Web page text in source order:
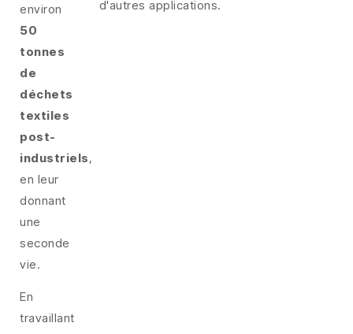
environ
50
tonnes
de
déchets
textiles
post-
industriels,
en leur
donnant
une
seconde
vie.
En
travaillant
d'autres applications.